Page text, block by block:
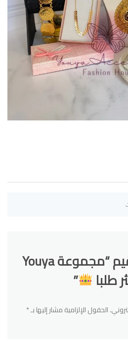
كن أول من يقيم “مجموعة Youya
طلبا ”
الحقول الإلزامية مشار إليها بـ*